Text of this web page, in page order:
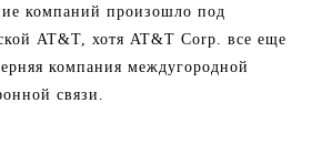
компаний произошло под
AT&T, хотя AT&T Corp. все еще
компания междугородной
связи.